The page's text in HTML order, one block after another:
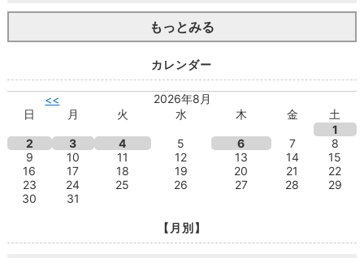
もっとみる
カレンダー
<<
2026年8月
日
月 火 水 木 金
土
1
2
3 4 5 6 7
8
9
10 11 12 13 14
15
16
17 18 19 20 21
22
23
24 25 26 27 28
29
30
31
【月別】